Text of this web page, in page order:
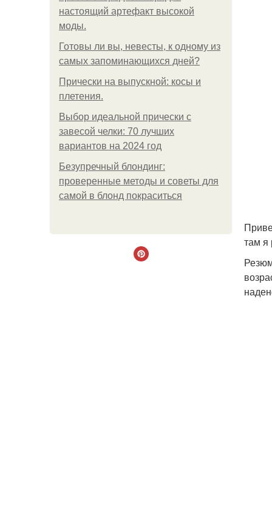
настоящий артефакт высокой
моды.
Готовы ли вы, невесты, к одному из
самых запоминающихся дней?
Прически на выпускной: косы и
плетения.
Выбор идеальной прически с
завесой челки: 70 лучших
вариантов на 2024 год
Безупречный блондинг:
проверенные методы и советы для
самой в блонд покраситься
там я